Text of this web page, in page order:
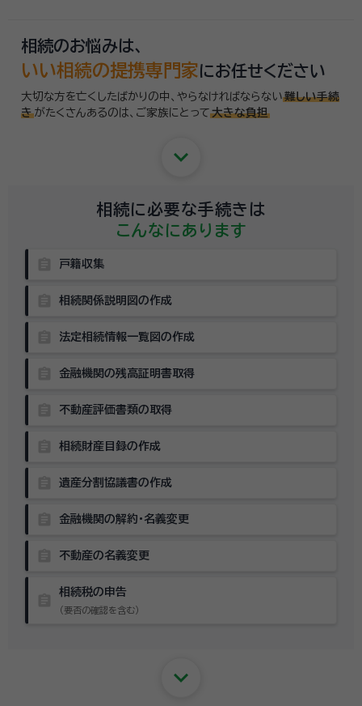
相続のお悩みは、
いい相続の提携専門家にお任せください
大切な方を亡くしたばかりの中、やらなければならない 難しい手続
き がたくさんあるのは、 ご家族にとって 大きな負担
keyboard_arrow_down
相続に必要な手続きは
こんなにあります
戸籍収集
相続関係説明図の作成
法定相続情報一覧図の作成
金融機関の残高証明書取得
不動産評価書類の取得
相続財産目録の作成
遺産分割協議書の作成
金融機関の解約・名義変更
不動産の名義変更
相続税の申告
（要否の確認を含む）
keyboard_arrow_down